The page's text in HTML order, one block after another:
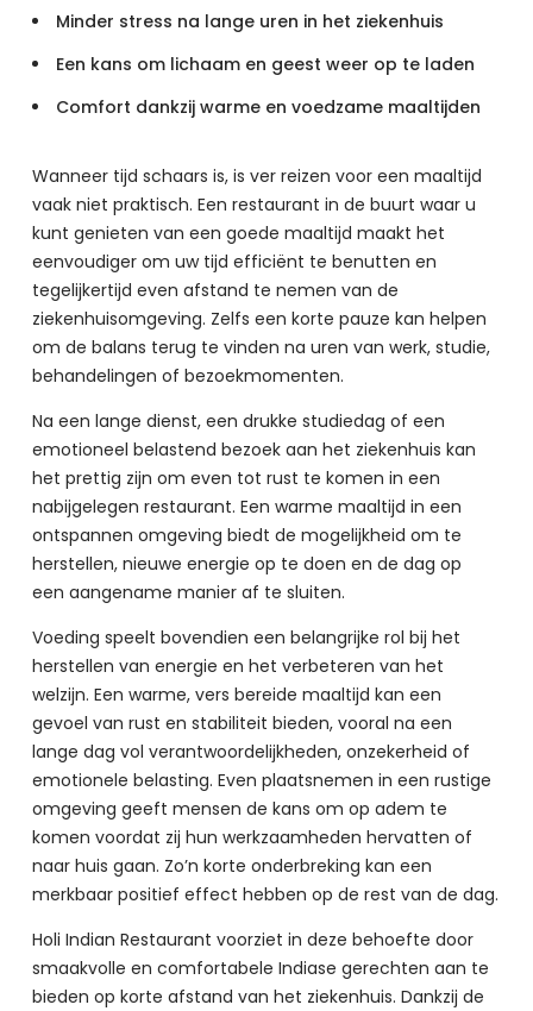
Minder stress na lange uren in het ziekenhuis
Een kans om lichaam en geest weer op te laden
Comfort dankzij warme en voedzame maaltijden
Wanneer tijd schaars is, is ver reizen voor een maaltijd
vaak niet praktisch. Een restaurant in de buurt waar u
kunt genieten van een goede maaltijd maakt het
eenvoudiger om uw tijd efficiënt te benutten en
tegelijkertijd even afstand te nemen van de
ziekenhuisomgeving. Zelfs een korte pauze kan helpen
om de balans terug te vinden na uren van werk, studie,
behandelingen of bezoekmomenten.
Na een lange dienst, een drukke studiedag of een
emotioneel belastend bezoek aan het ziekenhuis kan
het prettig zijn om even tot rust te komen in een
nabijgelegen restaurant. Een warme maaltijd in een
ontspannen omgeving biedt de mogelijkheid om te
herstellen, nieuwe energie op te doen en de dag op
een aangename manier af te sluiten.
Voeding speelt bovendien een belangrijke rol bij het
herstellen van energie en het verbeteren van het
welzijn. Een warme, vers bereide maaltijd kan een
gevoel van rust en stabiliteit bieden, vooral na een
lange dag vol verantwoordelijkheden, onzekerheid of
emotionele belasting. Even plaatsnemen in een rustige
omgeving geeft mensen de kans om op adem te
komen voordat zij hun werkzaamheden hervatten of
naar huis gaan. Zo’n korte onderbreking kan een
merkbaar positief effect hebben op de rest van de dag.
Holi Indian Restaurant voorziet in deze behoefte door
smaakvolle en comfortabele Indiase gerechten aan te
bieden op korte afstand van het ziekenhuis. Dankzij de